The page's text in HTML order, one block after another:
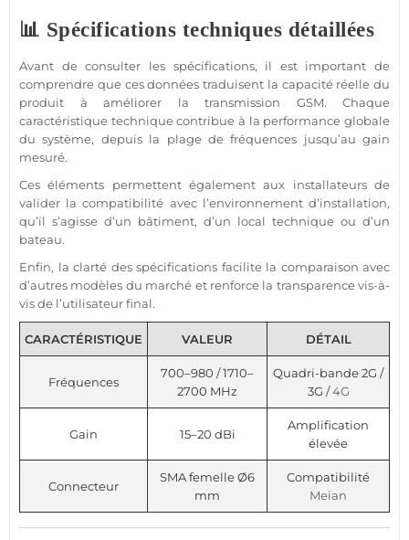
📊 Spécifications techniques détaillées
Avant de consulter les spécifications, il est important de
comprendre que ces données traduisent la capacité réelle du
produit à améliorer la transmission GSM. Chaque
caractéristique technique contribue à la performance globale
dusystème, depuis la plage de fréquences jusqu’au gain
mesuré.
Ces éléments permettent également aux installateurs de
valider la compatibilité avec l’environnement d’installation,
qu’il s’agisse d’un bâtiment, d’un local technique ou d’un
bateau.
Enfin, la clarté des spécifications facilite la comparaison avec
d’autres modèles du marché et renforce la transparence vis-à-
vis de l’utilisateur final.
CARACTÉRISTIQUE VALEUR DÉTAIL
Fréquences
700–980 / 1710–
2700 MHz
Quadri-bande 2G /
3G /4G
Gain 15–20 dBi
Amplification
élevée
Connecteur
SMA femelle Ø6
mm
Compatibilité
Meian